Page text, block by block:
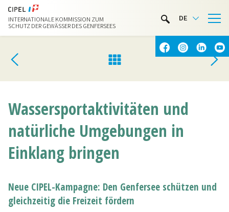
INTERNATIONALE KOMMISSION ZUM
SCHUTZ DER GEWÄSSER DES GENFERSEES
DE
LIMNOTHEK
WASSERAKTIVITÄTEN
KONTAKT & ANFAHRT
Wassersportaktivitäten und
natürliche Umgebungen in
Einklang bringen
Neue CIPEL-Kampagne: Den Genfersee schützen und
gleichzeitig die Freizeit fördern